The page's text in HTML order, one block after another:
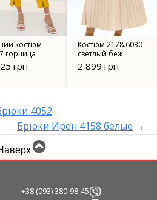
костюм
горчица
грн
Костюм 2178.6030
светлый беж
2 899 грн
4052
Брюки Ирен 4158 белые →
+38 (093) 380-98-45